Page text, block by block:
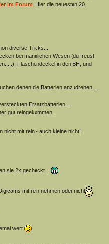
im Forum . Hier die neuesten 20.
diverse Tricks...
bei männlichen Wesen (du freust
Flaschendeckel in den BH, und
denen die Batterien anzudrehen....
Ersatzbatterien....
gut reingekommen.
nicht mit rein - auch kleine nicht!
sie 2x gecheckt...
mit rein nehmen oder nicht
wert